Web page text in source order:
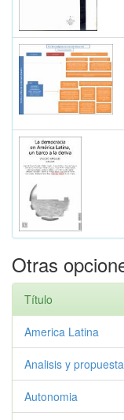
Otras
Título
America Latina
Analisis y
Autonomia